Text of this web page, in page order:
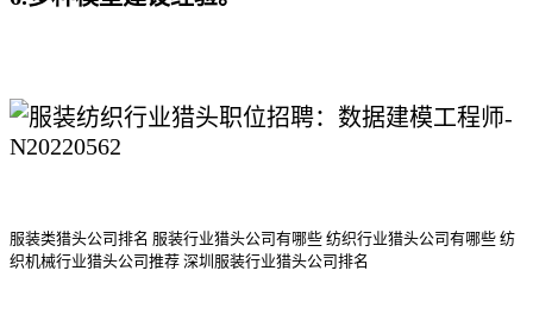
服装类猎头公司排名 服装行业猎头公司有哪些 纺织行业猎头公司有哪些 纺
织机械行业猎头公司推荐 深圳服装行业猎头公司排名